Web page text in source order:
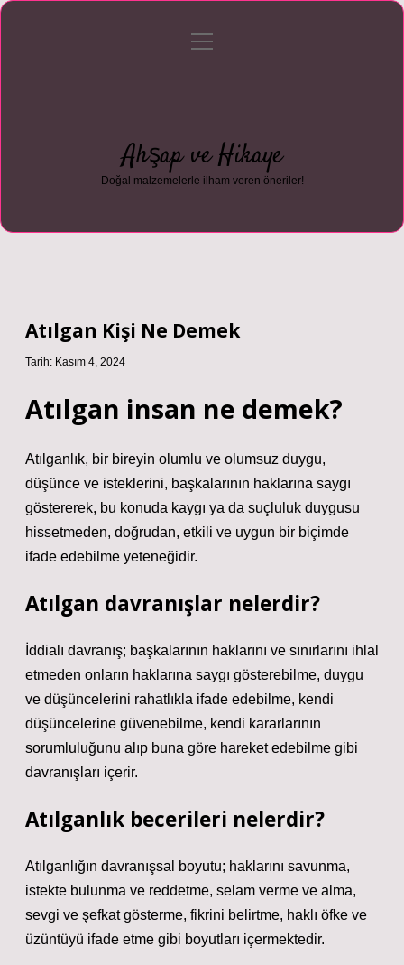
Gizlilik Politikası
menüyü
Ahşap ve Hikaye
Doğal malzemelerle ilham veren öneriler!
Atılgan Kişi Ne Demek
Tarih: Kasım 4, 2024
Atılgan insan ne demek?
Atılganlık, bir bireyin olumlu ve olumsuz duygu,
düşünce ve isteklerini, başkalarının haklarına saygı
göstererek, bu konuda kaygı ya da suçluluk duygusu
hissetmeden, doğrudan, etkili ve uygun bir biçimde
ifade edebilme yeteneğidir.
Atılgan davranışlar nelerdir?
İddialı davranış; başkalarının haklarını ve sınırlarını ihlal
etmeden onların haklarına saygı gösterebilme, duygu
ve düşüncelerini rahatlıkla ifade edebilme, kendi
düşüncelerine güvenebilme, kendi kararlarının
sorumluluğunu alıp buna göre hareket edebilme gibi
davranışları içerir.
Atılganlık becerileri nelerdir?
Atılganlığın davranışsal boyutu; haklarını savunma,
istekte bulunma ve reddetme, selam verme ve alma,
sevgi ve şefkat gösterme, fikrini belirtme, haklı öfke ve
üzüntüyü ifade etme gibi boyutları içermektedir.